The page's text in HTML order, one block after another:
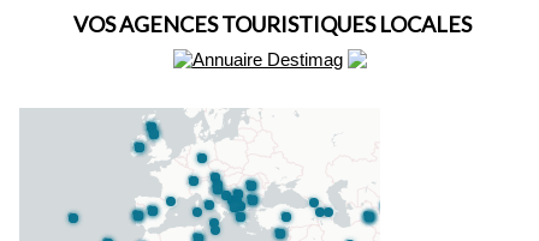
VOS AGENCES TOURISTIQUES LOCALES